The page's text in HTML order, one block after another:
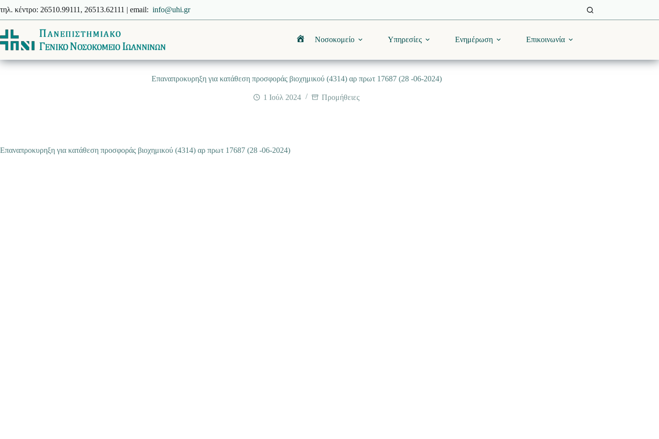
στο
περιεχόμενο
τηλ. κέντρο: 26510.99111, 26513.62111 | email: info@uhi.gr
ΑρχικήΝοσοκομείο Υπηρεσίες Ενημέρωση Επικοινωνία
Επαναπροκυρηξη για κατάθεση προσφοράς βιοχημικού (4314) αρ πρωτ 17687 (28 -06-2024)
1 Ιούλ 2024 Προμήθειες
Επαναπροκυρηξη για κατάθεση προσφοράς βιοχημικού (4314) αρ πρωτ 17687 (28 -06-2024)